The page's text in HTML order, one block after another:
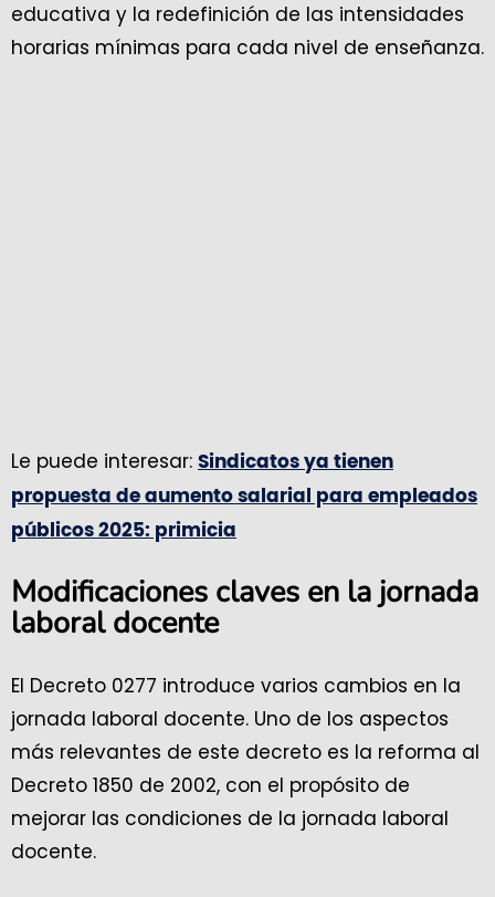
educativa y la redefinición de las intensidades
horarias mínimas para cada nivel de enseñanza.
Le puede interesar: Sindicatos ya tienen
propuesta de aumento salarial para empleados
públicos 2025: primicia
Modificaciones claves en la jornada
laboral docente
El Decreto 0277 introduce varios cambios en la
jornada laboral docente. Uno de los aspectos
más relevantes de este decreto es la reforma al
Decreto 1850 de 2002, con el propósito de
mejorar las condiciones de la jornada laboral
docente.